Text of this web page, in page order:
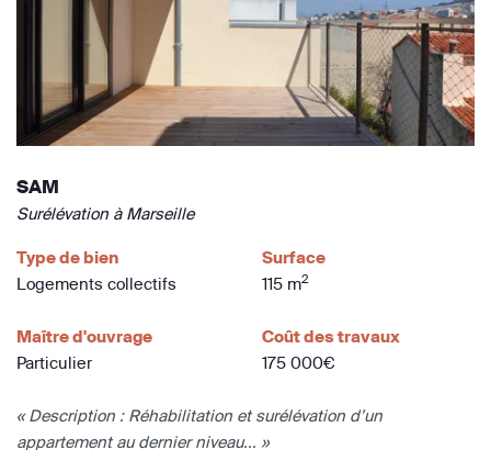
SAM
Surélévation à Marseille
Type de bien
Logements collectifs
Surface
115 m2
Maître d'ouvrage
Particulier
Coût des travaux
175 000€
« Description : Réhabilitation et surélévation d’un
appartement au dernier niveau... »